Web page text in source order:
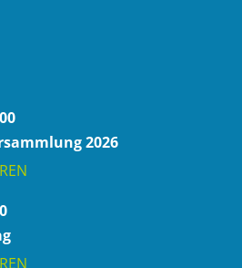
2026